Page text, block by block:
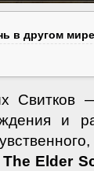
в другом
и
The Elder